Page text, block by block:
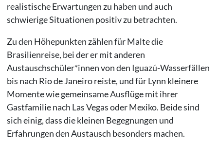
realistische Erwartungen zu haben und auch
schwierige Situationen positiv zu betrachten.
Zu den Höhepunkten zählen für Malte die
Brasilienreise, bei der er mit anderen
Austauschschüler*innen von den Iguazú-Wasserfällen
bis nach Rio de Janeiro reiste, und für Lynn kleinere
Momente wie gemeinsame Ausflüge mit ihrer
Gastfamilie nach Las Vegas oder Mexiko. Beide sind
sich einig, dass die kleinen Begegnungen und
Erfahrungen den Austausch besonders machen.